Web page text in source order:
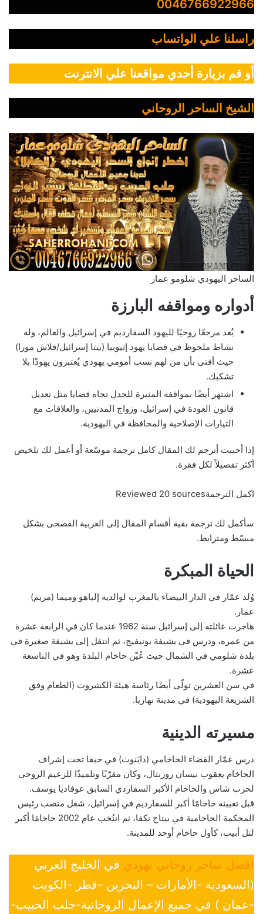
0046766922966
راسلنا علي الواتساب
أو قم بزيارة أحدي مواقعنا علي الانترنت
الشيخ الساحر الروحاني
الساحر اليهودي شلومو عمار
أدواره ومواقفه البارزة
يُعد مرجعًا روحيًا لليهود السفارديم في إسرائيل والعالم، وله
نشاط ملحوظ في قضايا يهود إثيوبيا (بيتا إسرائيل/فلاش مورا)
حيث أفتى بأن من لهم نسب أمومي يهودي يُعتبرون يهودًا بلا
تشكيك.
اشتهر أيضًا بمواقفه المثيرة للجدل تجاه قضايا مثل تعديل
قانون العودة في إسرائيل، وزواج المدنيين، والعلاقات مع
التيارات الإصلاحية والمحافظة في اليهودية.
إذا أحببت أترجم لك المقال كامل ترجمة موسّعة أو أعمل لك تلخيص
أكثر تفصيلاً لكل فقرة.
اكمل الترجمةReviewed 20 sources
سأكمل لك ترجمة بقية أقسام المقال إلى العربية الفصحى بشكل
مبسّط ومترابط.
الحياة المبكرة
وُلد عمّار في الدار البيضاء بالمغرب لوالديه إلياهو وميما (مريم)
عمار.
هاجرت عائلته إلى إسرائيل سنة 1962 عندما كان في الرابعة عشرة
من عمره، ودرس في يشيفة بونيفيج، ثم انتقل إلى يشيفة صغيرة في
بلدة شلومي في الشمال حيث عُيّن حاخام البلدة وهو في التاسعة
عشرة.
في سن العشرين تولّى أيضًا رئاسة هيئة الكشروت (الطعام وفق
الشريعة اليهودية) في مدينة نهاريا.
مسيرته الدينية
درس عمّار القضاء الحاخامي (دايَنوث) في حيفا تحت إشراف
الحاخام يعقوب نيسان روزنثال، وكان مقرّبًا وتلميذًا للزعيم الروحي
لحزب شاس والحاخام الأكبر السفاردي السابق عوفاديا يوسف.
قبل تعيينه حاخامًا أكبر للسفارديم في إسرائيل، شغل منصب رئيس
المحكمة الحاخامية في بيتاح تكفا، ثم انتُخب عام 2002 حاخامًا أكبر
لتل أبيب، كأول حاخام أوحد للمدينة.
افضل ساحر روحاني يهودي في الخليج العربي
(السعودية -الأمارات – البحرين -قطر -الكويت
-عمان ) في جميع الإعمال الروحانية-جلب الحبيب-